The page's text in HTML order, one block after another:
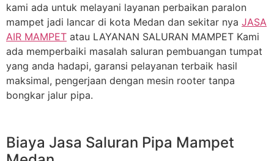
kami ada untuk melayani layanan perbaikan paralon
mampet jadi lancar di kota Medan dan sekitar nya JASA
AIR MAMPET atau LAYANAN SALURAN MAMPET Kami
ada memperbaiki masalah saluran pembuangan tumpat
yang anda hadapi, garansi pelayanan terbaik hasil
maksimal, pengerjaan dengan mesin rooter tanpa
bongkar jalur pipa.
Biaya Jasa Saluran Pipa Mampet